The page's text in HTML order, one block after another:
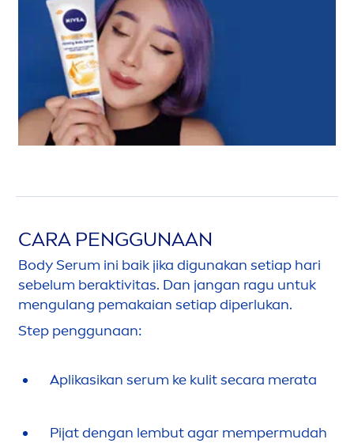
CARA PENGGUNAAN
Body Serum ini baik jika digunakan setiap hari
sebelum beraktivitas. Dan jangan ragu untuk
mengulang pemakaian setiap diperlukan.
Step penggunaan:
Aplikasikan serum ke kulit secara merata
Pijat dengan lembut agar mempermudah